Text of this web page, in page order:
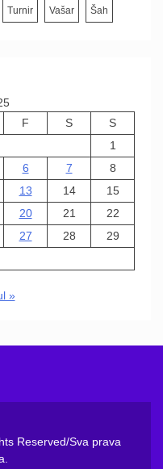
Turnir Vašar Šah
F S
S
1
6 7
8
13 14
15
20 21
22
27 28
29
»
Reserved/Sva prava